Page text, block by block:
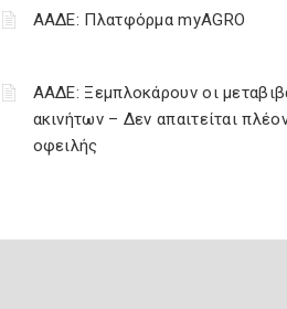
ΑΑΔΕ: Πλατφόρμα myAGRO
ΑΑΔΕ: Ξεμπλοκάρουν οι
ακινήτων – Δεν απαιτείται
οφειλής